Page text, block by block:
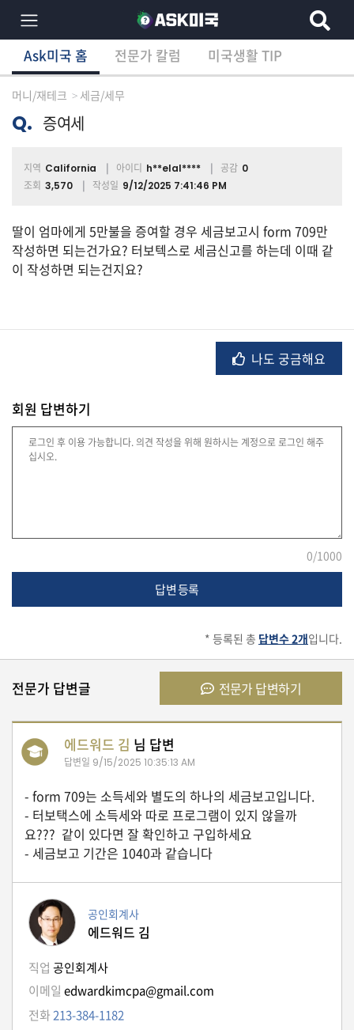
×
분
별
상
담
체
비
법
률
동
테
유
학/
Ask미국 홈 전문가 칼럼 미국생활 TIP
Ask미국 홈 전문가 칼럼 미국생활 TIP
머니/재테크 세금/세무
Q. 증여세
지역 California 아이디 h**elal**** 공감 0
조회 3,570 작성일 9/12/2025 7:41:46 PM
딸이 엄마에게 5만불을 증여할 경우 세금보고시 form 709만
작성하면 되는건가요? 터보텍스로 세금신고를 하는데 이때 같
이 작성하면 되는건지요?
나도 궁금해요
회원 답변하기
0/1000
답변 등록
* 등록된 총 답변수 2개입니다.
전문가 답변글 전문가 답변하기
에드워드 김 님 답변
답변일 9/15/2025 10:35:13 AM
- form 709는 소득세와 별도의 하나의 세금보고입니다.
- 터보택스에 소득세와 따로 프로그램이 있지 않을까
요??? 같이 있다면 잘 확인하고 구입하세요
- 세금보고 기간은 1040과 같습니다
공인회계사
에드워드 김
직업 공인회계사
이메일 edwardkimcpa@gmail.com
전화213-384-1182